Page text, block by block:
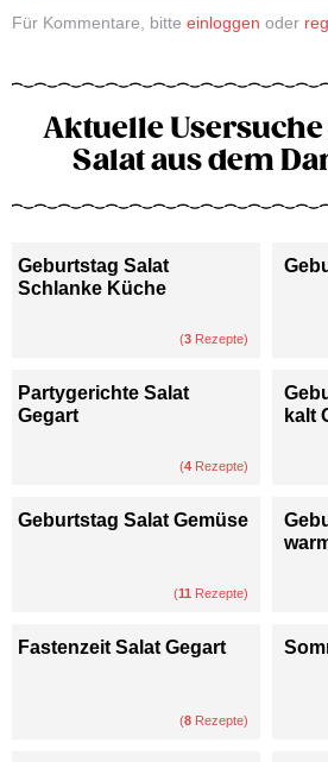
Für Kommentare, bitte einloggen oder
Aktuelle
Salat aus dem
Geburtstag Salat
Schlanke Küche
(3 Rezepte)
Partygerichte Salat
Gegart
(4 Rezepte)
kalt
Geburtstag Salat Gemüse
(11 Rezepte)
Fastenzeit Salat Gegart
(8 Rezepte)